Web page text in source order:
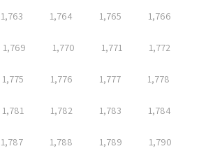
1,763 1,764 1,765 1,766
1,769 1,770 1,771 1,772
1,775 1,776 1,777 1,778
1,781 1,782 1,783 1,784
1,787 1,788 1,789 1,790